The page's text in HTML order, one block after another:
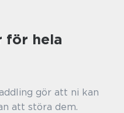
för hela
gör att ni kan
att störa dem.